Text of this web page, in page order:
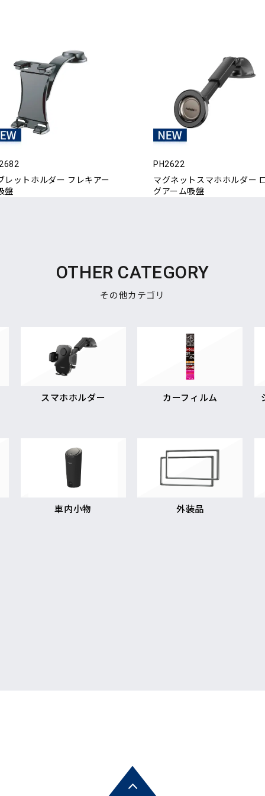
レットホルダー フレキアー
盤
PH2622
マグネットスマホホルダー
グアーム吸盤
OTHER CATEGORY
その他カテゴリ
スマホホルダー カーフィルム
車内小物 外装品